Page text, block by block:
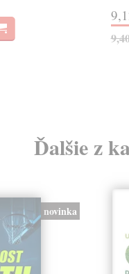
Ďalšie z
novinka